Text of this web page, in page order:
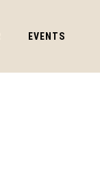
EVENTS